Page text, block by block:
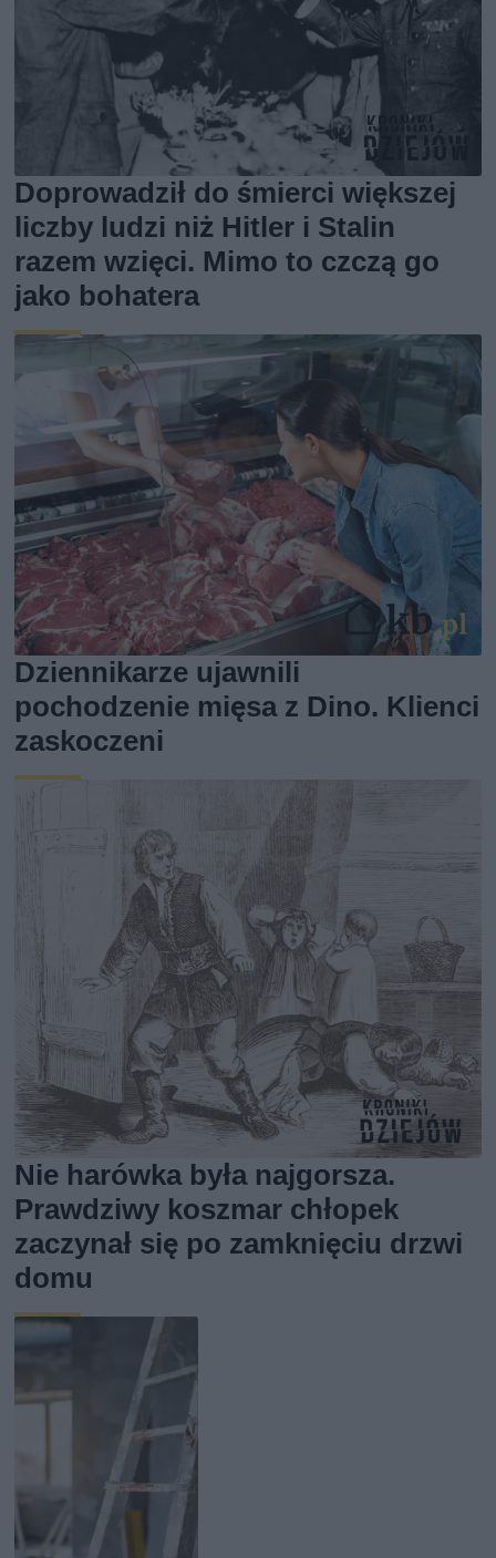
Doprowadził do śmierci większej
liczby ludzi niż Hitler i Stalin
razem wzięci. Mimo to czczą go
jako bohatera
Dziennikarze ujawnili
pochodzenie mięsa z Dino. Klienci
zaskoczeni
Nie harówka była najgorsza.
Prawdziwy koszmar chłopek
zaczynał się po zamknięciu drzwi
domu